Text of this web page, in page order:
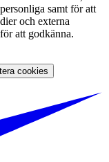
samt för att
och externa
att godkänna.
cookies